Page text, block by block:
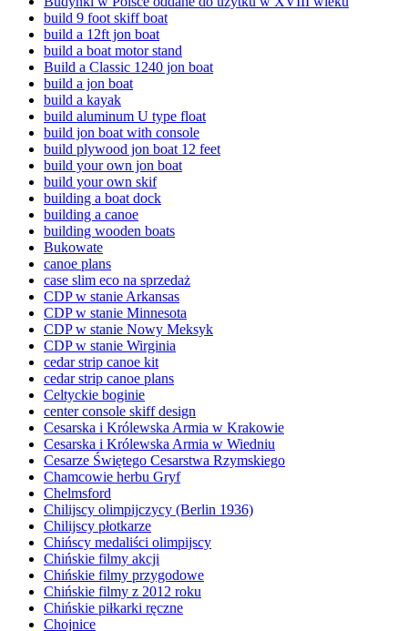
build 9 foot skiff boat
build a 12ft jon boat
build a boat motor stand
Build a Classic 1240 jon boat
build a jon boat
build a kayak
build aluminum U type float
build jon boat with console
build plywood jon boat 12 feet
build your own jon boat
build your own skif
building a boat dock
building a canoe
building wooden boats
Bukowate
canoe plans
case slim eco na sprzedaż
CDP w stanie Arkansas
CDP w stanie Minnesota
CDP w stanie Nowy Meksyk
CDP w stanie Wirginia
cedar strip canoe kit
cedar strip canoe plans
Celtyckie boginie
center console skiff design
Cesarska i Królewska Armia w Krakowie
Cesarska i Królewska Armia w Wiedniu
Cesarze Świętego Cesarstwa Rzymskiego
Chamcowie herbu Gryf
Chelmsford
Chilijscy olimpijczycy (Berlin 1936)
Chilijscy płotkarze
Chińscy medaliści olimpijscy
Chińskie filmy akcji
Chińskie filmy przygodowe
Chińskie filmy z 2012 roku
Chińskie piłkarki ręczne
Chojnice